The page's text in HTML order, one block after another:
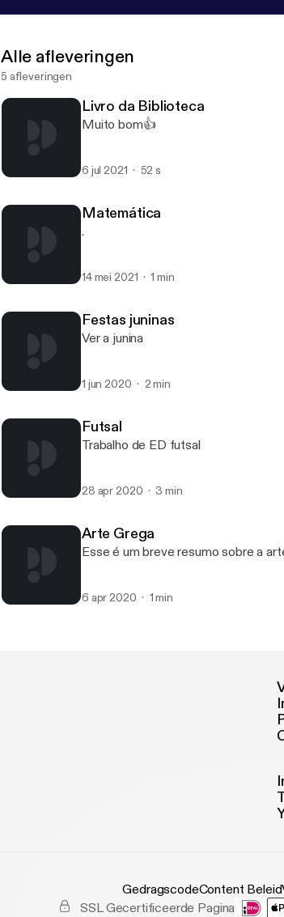
Alle afleveringen
5 afleveringen
Livro da Biblioteca
Muito bom👍
6 jul 2021 52 s
Matemática
.
14 mei 2021 1 min
Festas juninas
Ver a junina
1 jun 2020 2 min
Futsal
Trabalho de ED futsal
28 apr 2020 3 min
Arte Grega
Esse é um breve resumo sobre a
6 apr 2020 1 min
GedragscodeContent Beleid
SSL Gecertificeerde Pagina